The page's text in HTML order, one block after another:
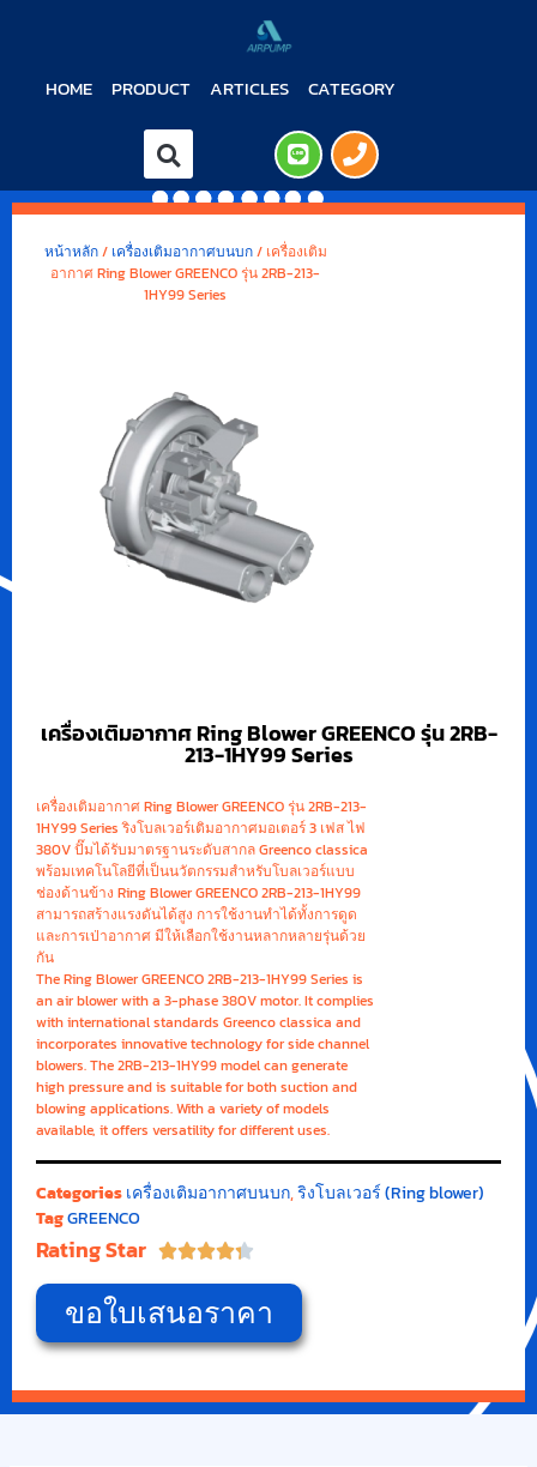
HOME PRODUCT ARTICLES CATEGORY
หน้าหลัก/ เครื่องเติมอากาศบนบก/ เครื่องเติม
อากาศ Ring Blower GREENCO รุ่น 2RB-213-
1HY99 Series
เครื่องเติมอากาศ Ring Blower GREENCO รุ่น 2RB-
213-1HY99 Series
เครื่องเติมอากาศ Ring Blower GREENCO รุ่น 2RB-213-
1HY99 Series ริงโบลเวอร์เติมอากาศมอเตอร์ 3 เฟส ไฟ
380V ปั๊มได้รับมาตรฐานระดับสากล Greenco classica
พร้อมเทคโนโลยีที่เป็นนวัตกรรมสำหรับโบลเวอร์แบบ
ช่องด้านข้าง Ring Blower GREENCO 2RB-213-1HY99
สามารถสร้างแรงดันได้สูง การใช้งานทำได้ทั้งการดูด
และการเป่าอากาศ มีให้เลือกใช้งานหลากหลายรุ่นด้วย
กัน
The Ring Blower GREENCO 2RB-213-1HY99 Series is
an air blower with a 3-phase 380V motor. It complies
with international standards Greenco classica and
incorporates innovative technology for side channel
blowers. The 2RB-213-1HY99 model can generate
high pressure and is suitable for both suction and
blowing applications. With a variety of models
available, it offers versatility for different uses.
Categoriesเครื่องเติมอากาศบนบก,ริงโบลเวอร์ (Ring blower)
TagGREENCO
Rating Star 
ขอใบเสนอราคา